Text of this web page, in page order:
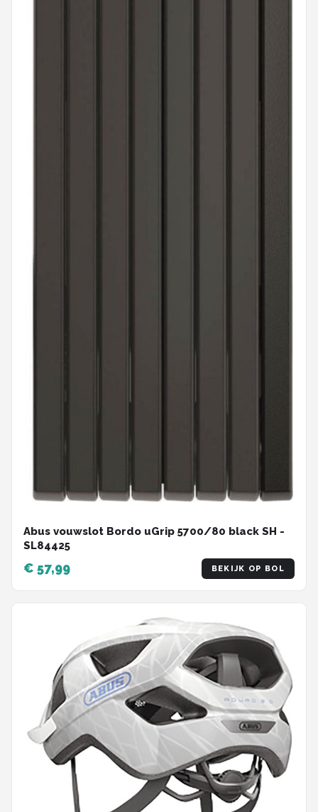
Abus vouwslot Bordo uGrip 5700/80 black SH -
SL84425
€ 57,99 BEKIJK OP BOL